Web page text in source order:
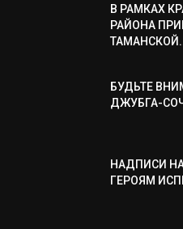
В РАМКАХ
РАЙОНА
БУДЬТЕ
ДЖУБГА-
НАДПИСИ
ГЕРОЯМ